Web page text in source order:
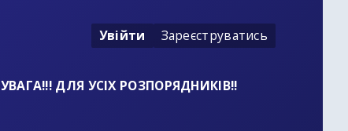
Увійти Зареєструватись
УВАГА!!! ДЛЯ УСІХ РОЗПОРЯДНИКІВ!!